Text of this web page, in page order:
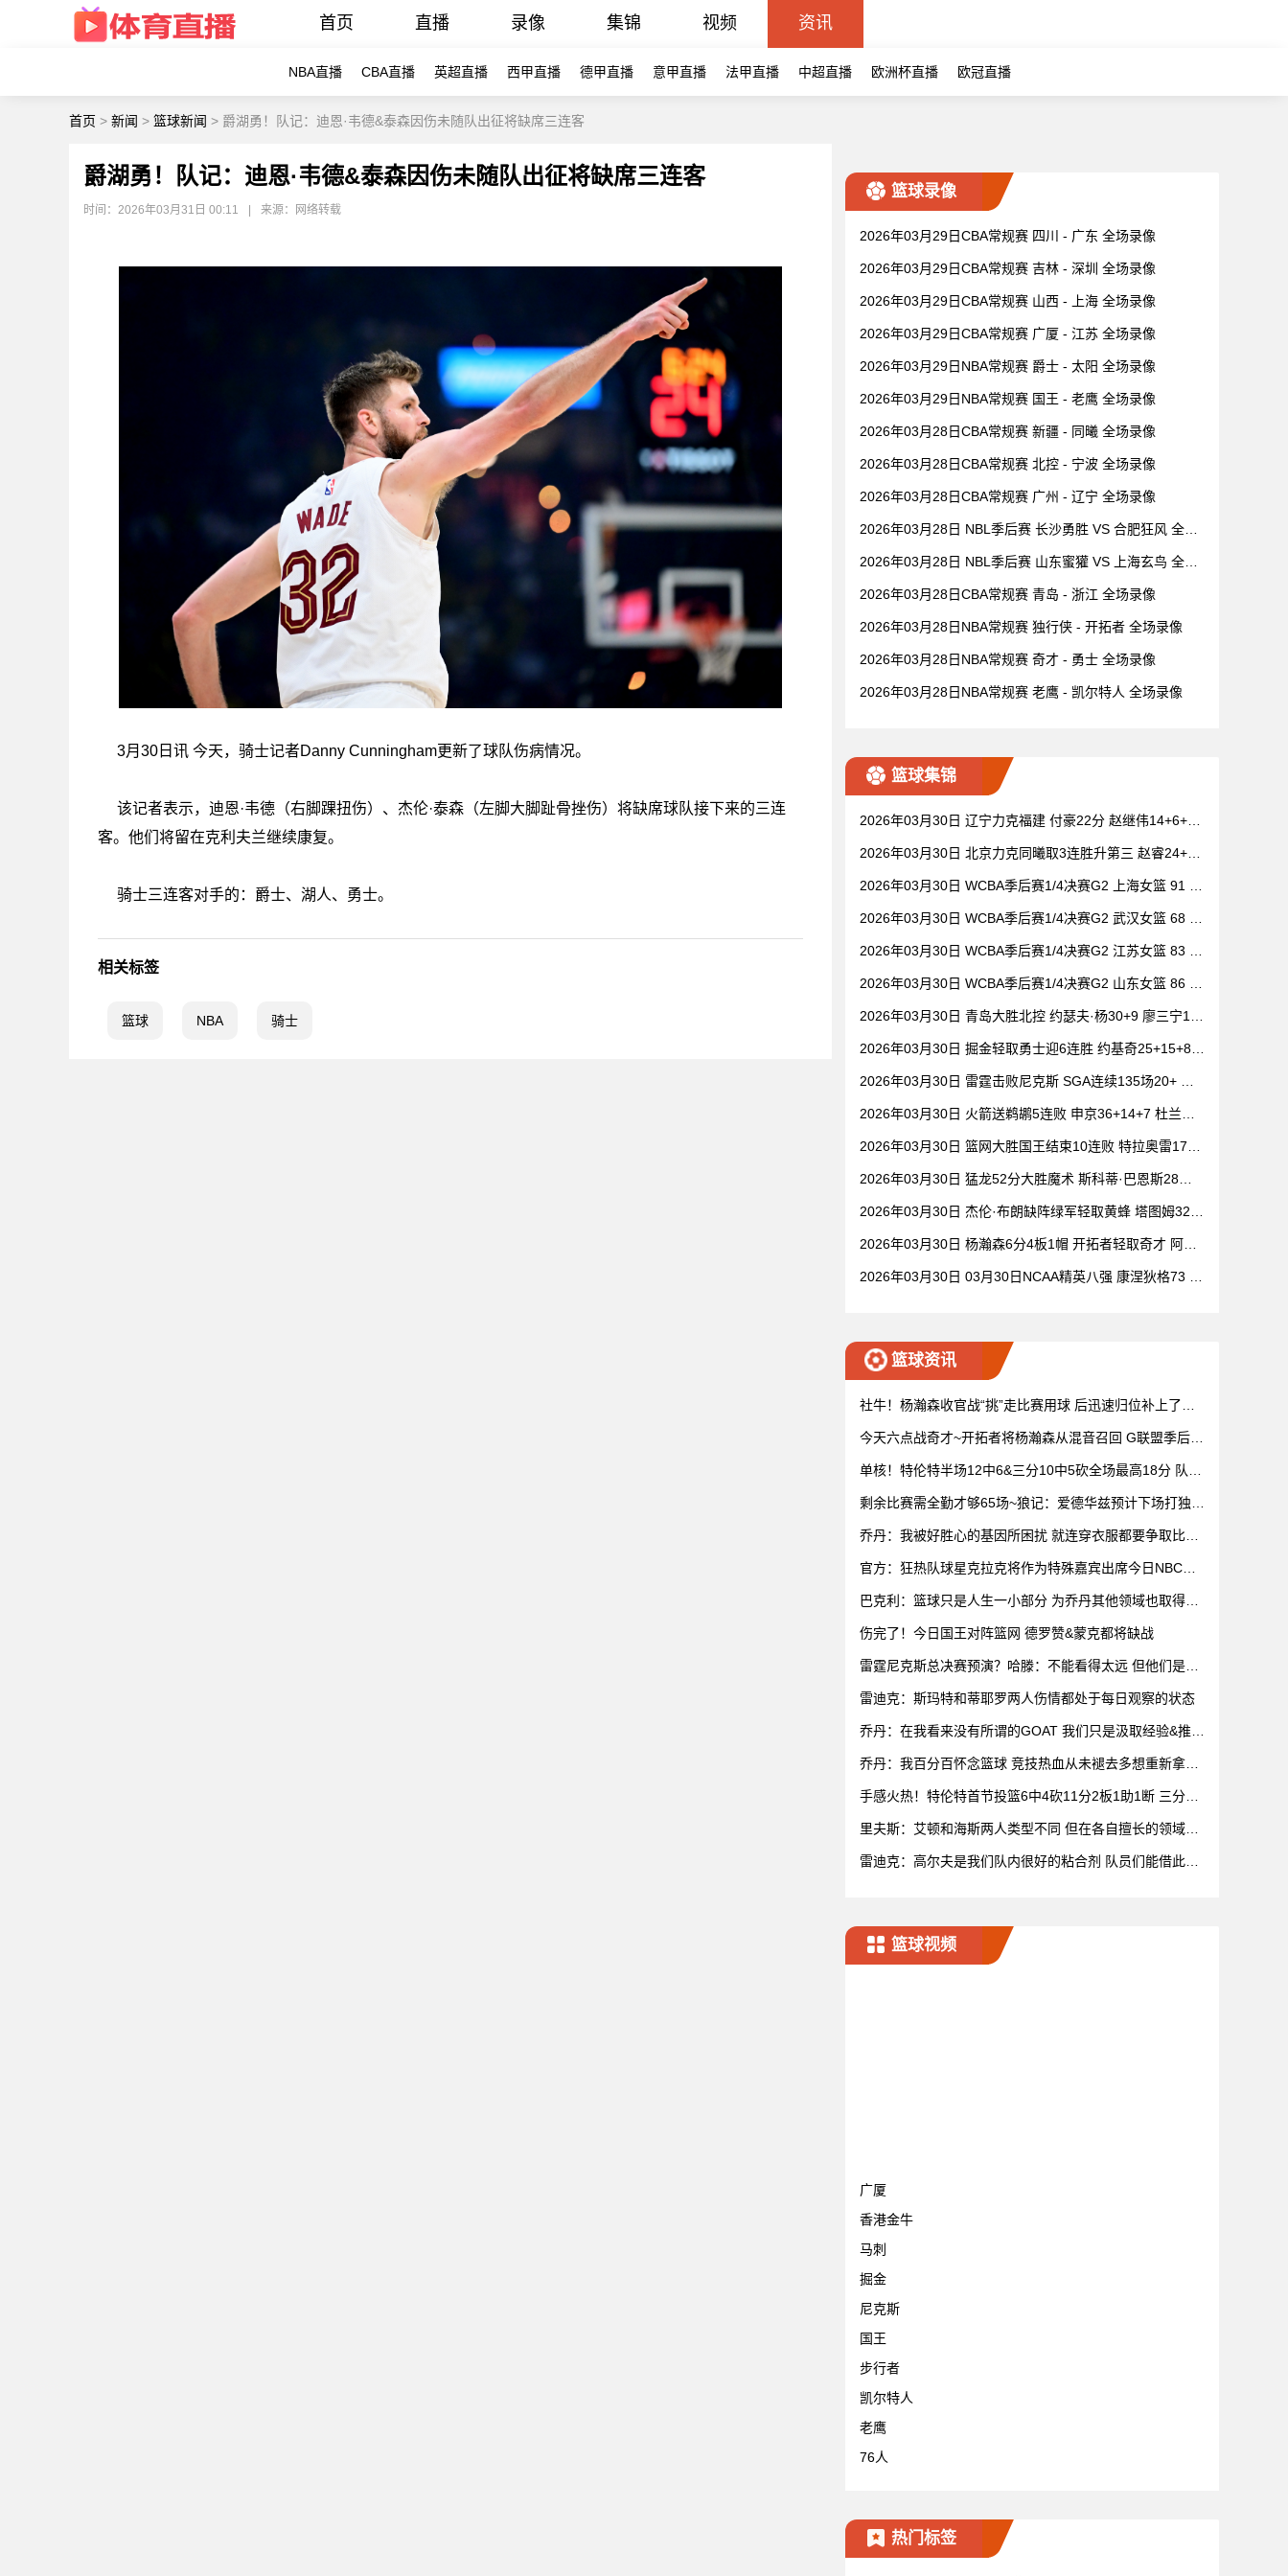
首页 直播 录像 集锦 视频 资讯
NBA直播 CBA直播 英超直播 西甲直播 德甲直播 意甲直播 法甲直播 中超直播 欧洲杯直播 欧冠直播
首页 > 新闻 > 篮球新闻 > 爵湖勇！队记：迪恩·韦德&泰森因伤未随队出征将缺席三连客
爵湖勇！队记：迪恩·韦德&泰森因伤未随队出征将缺席三连客
时间：2026年03月31日 00:11 来源：网络转载
3月30日讯 今天，骑士记者Danny Cunningham更新了球队伤病情况。
该记者表示，迪恩·韦德（右脚踝扭伤）、杰伦·泰森（左脚大脚趾骨挫伤）将缺席球队接下来的三连
客。他们将留在克利夫兰继续康复。
骑士三连客对手的：爵士、湖人、勇士。
相关标签
篮球 NBA 骑士
篮球录像
2026年03月29日CBA常规赛 四川 - 广东 全场录像
2026年03月29日CBA常规赛 吉林 - 深圳 全场录像
2026年03月29日CBA常规赛 山西 - 上海 全场录像
2026年03月29日CBA常规赛 广厦 - 江苏 全场录像
2026年03月29日NBA常规赛 爵士 - 太阳 全场录像
2026年03月29日NBA常规赛 国王 - 老鹰 全场录像
2026年03月28日CBA常规赛 新疆 - 同曦 全场录像
2026年03月28日CBA常规赛 北控 - 宁波 全场录像
2026年03月28日CBA常规赛 广州 - 辽宁 全场录像
2026年03月28日 NBL季后赛 长沙勇胜 VS 合肥狂风 全场
2026年03月28日 NBL季后赛 山东蜜獾 VS 上海玄鸟 全场
2026年03月28日CBA常规赛 青岛 - 浙江 全场录像
2026年03月28日NBA常规赛 独行侠 - 开拓者 全场录像
2026年03月28日NBA常规赛 奇才 - 勇士 全场录像
2026年03月28日NBA常规赛 老鹰 - 凯尔特人 全场录像
篮球集锦
2026年03月30日 辽宁力克福建 付豪22分 赵继伟14+6+11
2026年03月30日 北京力克同曦取3连胜升第三 赵睿24+6
2026年03月30日 WCBA季后赛1/4决赛G2 上海女篮 91 -
2026年03月30日 WCBA季后赛1/4决赛G2 武汉女篮 68 -
2026年03月30日 WCBA季后赛1/4决赛G2 江苏女篮 83 -
2026年03月30日 WCBA季后赛1/4决赛G2 山东女篮 86 -
2026年03月30日 青岛大胜北控 约瑟夫·杨30+9 廖三宁15
2026年03月30日 掘金轻取勇士迎6连胜 约基奇25+15+8
2026年03月30日 雷霆击败尼克斯 SGA连续135场20+ 布
2026年03月30日 火箭送鹈鹕5连败 申京36+14+7 杜兰特2
2026年03月30日 篮网大胜国王结束10连败 特拉奥雷17+6
2026年03月30日 猛龙52分大胜魔术 斯科蒂·巴恩斯28分
2026年03月30日 杰伦·布朗缺阵绿军轻取黄蜂 塔图姆32+
2026年03月30日 杨瀚森6分4板1帽 开拓者轻取奇才 阿夫
2026年03月30日 03月30日NCAA精英八强 康涅狄格73 -
篮球资讯
社牛！杨瀚森收官战“挑”走比赛用球 后迅速归位补上了赛
今天六点战奇才~开拓者将杨瀚森从混音召回 G联盟季后赛
单核！特伦特半场12中6&三分10中5砍全场最高18分 队友
剩余比赛需全勤才够65场~狼记：爱德华兹预计下场打独行
乔丹：我被好胜心的基因所困扰 就连穿衣服都要争取比妻
官方：狂热队球星克拉克将作为特殊嘉宾出席今日NBC赛
巴克利：篮球只是人生一小部分 为乔丹其他领域也取得成
伤完了！今日国王对阵篮网 德罗赞&蒙克都将缺战
雷霆尼克斯总决赛预演？哈滕：不能看得太远 但他们是支
雷迪克：斯玛特和蒂耶罗两人伤情都处于每日观察的状态
乔丹：在我看来没有所谓的GOAT 我们只是汲取经验&推动
乔丹：我百分百怀念篮球 竞技热血从未褪去多想重新拿球
手感火热！特伦特首节投篮6中4砍11分2板1助1断 三分5
里夫斯：艾顿和海斯两人类型不同 但在各自擅长的领域都
雷迪克：高尔夫是我们队内很好的粘合剂 队员们能借此尽
篮球视频
广厦
香港金牛
马刺
掘金
尼克斯
国王
步行者
凯尔特人
老鹰
76人
热门标签